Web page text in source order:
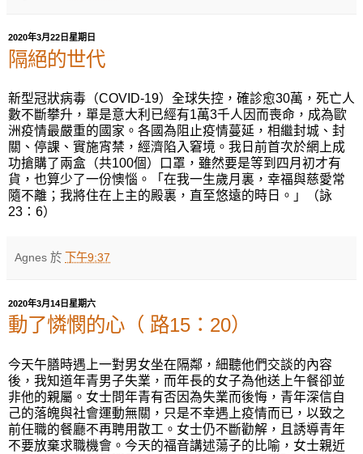
2020年3月22日星期日
隔絕的世代
新型冠狀病毒（COVID-19）全球失控，確診愈30萬，死亡人
數不斷攀升，單是意大利已經有1萬3千人因而喪命，成為歐
洲疫情最嚴重的國家。各國為阻止疫情蔓延，相繼封城、封
關、停課、實施宵禁，經濟陷入窘境。我日前首次於網上成
功搶購了兩盒（共100個）口罩，雖然要是等到四月初才有
貨，也算少了一份懊惱。「在我一生歲月裏，幸福與慈愛常
隨不離；我將住在上主的殿裏，直至悠遠的時日。」（詠
23 ： 6）
Agnes 於 下午9:37
2020年3月14日星期六
動了憐憫的心（ 路15：20）
今天午膳時遇上一對男女坐在隔鄰，細聽他們交談的內容
後，我知道年青男子失業，而年長的女子為他送上午餐卻並
非他的親屬。女士問年青有否因為失業而後悔，青年深信自
己的落魄與社會運動無關，只是不幸遇上疫情而已，以致之
前任職的餐廳不再聘用散工。女士仍不斷勸解，且誘導青年
不要放棄求職機會。今天的福音講述蕩子的比喻，女士親近